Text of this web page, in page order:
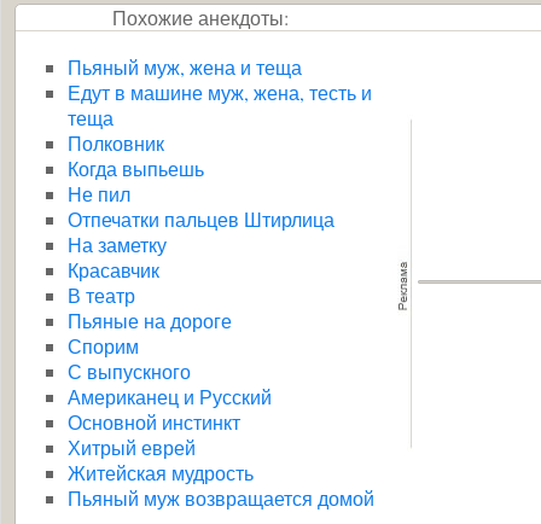
Похожие анекдоты:
Пьяный муж, жена и теща
Едут в машине муж, жена, тесть и
теща
Полковник
Когда выпьешь
Не пил
Отпечатки пальцев Штирлица
На заметку
Красавчик
В театр
Пьяные на дороге
Спорим
С выпускного
Американец и Русский
Основной инстинкт
Хитрый еврей
Житейская мудрость
Пьяный муж возвращается домой